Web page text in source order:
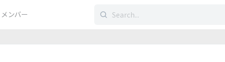
メンバー
検